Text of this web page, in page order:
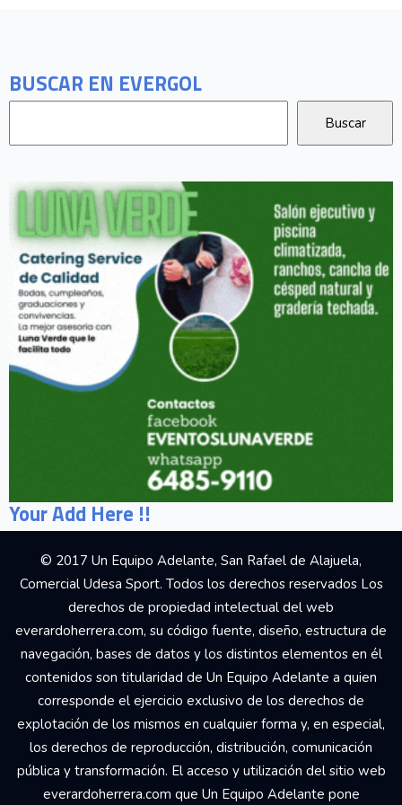
BUSCAR EN EVERGOL
Your Add Here !!
© 2017 Un Equipo Adelante, San Rafael de Alajuela,
Comercial Udesa Sport. Todos los derechos reservados Los
derechos de propiedad intelectual del web
everardoherrera.com, su código fuente, diseño, estructura de
navegación, bases de datos y los distintos elementos en él
contenidos son titularidad de Un Equipo Adelante a quien
corresponde el ejercicio exclusivo de los derechos de
explotación de los mismos en cualquier forma y, en especial,
los derechos de reproducción, distribución, comunicación
pública y transformación. El acceso y utilización del sitio web
everardoherrera.com que Un Equipo Adelante pone